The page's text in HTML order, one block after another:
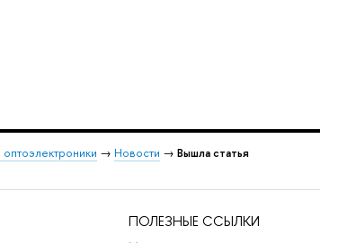
→ Новости → Вышла статья
ПОЛЕЗНЫЕ ССЫЛКИ